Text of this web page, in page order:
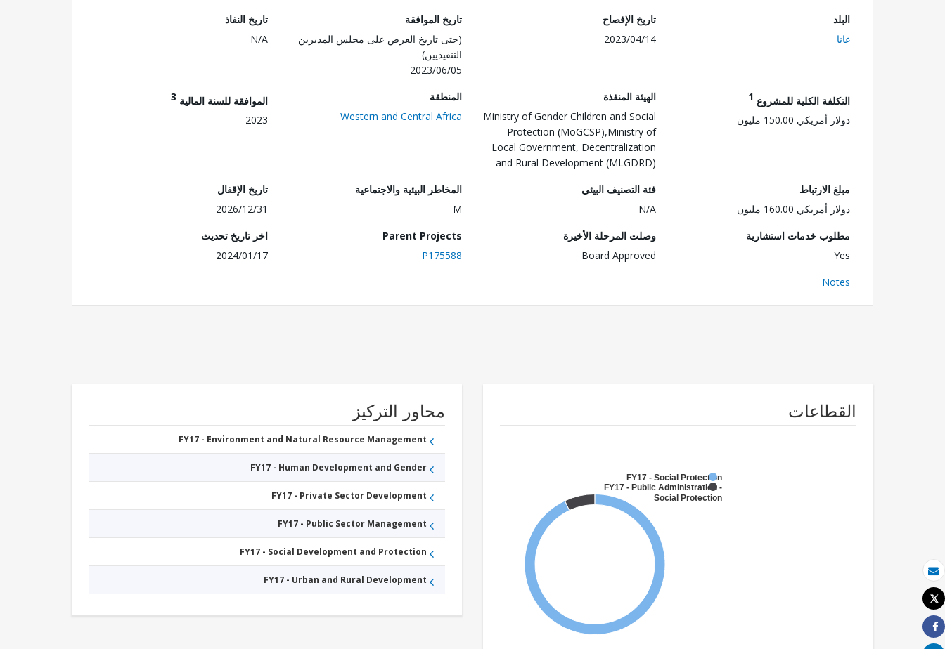
بريد الكتروني
طباعة
Tweet
Share
البلد
غانا
تاريخ الإفصاح
2023/04/14
تاريخ الموافقة
(حتى تاريخ العرض على مجلس المديرين
التنفيذيين)
2023/06/05
تاريخ النفاذ
N/A
التكلفة الكلية للمشروع 1
دولار أمريكي 150.00 مليون
الهيئة المنفذة
Ministry of Gender Children and Social
Protection (MoGCSP),Ministry of
Local Government, Decentralization
and Rural Development (MLGDRD)
المنطقة
Western and Central Africa
الموافقة للسنة المالية 3
2023
مبلغ الارتباط
دولار أمريكي 160.00 مليون
فئة التصنيف البيئي
N/A
المخاطر البيئية والاجتماعية
M
تاريخ الإقفال
2026/12/31
مطلوب خدمات استشارية
Yes
وصلت المرحلة الأخيرة
Board Approved
Parent Projects
P175588
اخر تاريخ تحديث
2024/01/17
Notes
القطاعات
FY17 - Social Protection
FY17 - Public Administration -
Social Protection
محاور التركيز
FY17 - Environment and Natural Resource Management
FY17 - Human Development and Gender
FY17 - Private Sector Development
FY17 - Public Sector Management
FY17 - Social Development and Protection
FY17 - Urban and Rural Development